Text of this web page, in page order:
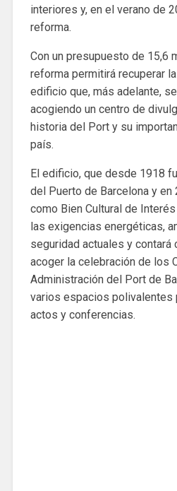
interiores y, en el verano de
reforma.
Con un presupuesto de 15,6
reforma permitirá recuperar
edificio que, más adelante,
acogiendo un centro de
historia del Port y su
país.
El edificio, que desde 1918
del Puerto de Barcelona y
como Bien Cultural de
las exigencias energéticas,
seguridad actuales y contará
acoger la celebración de los
Administración del Port de
varios espacios polivalentes
actos y conferencias.